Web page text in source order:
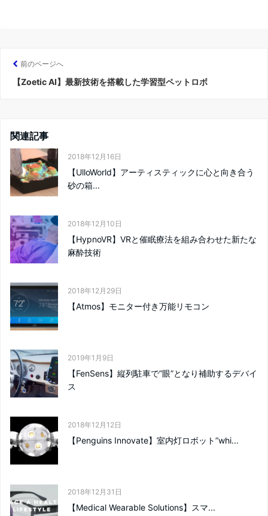
前のページへ
【Zoetic AI】最新技術を搭載した学習型ペットロボ
関連記事
2018年12月16日
【UlloWorld】アーティスティックに心と向き合う
砂の箱...
2018年12月10日
【HypnoVR】VRと催眠療法を組み合わせた新たな
麻酔技術
2018年12月29日
【Atmos】モニター付き万能リモコン
2019年1月9日
【FenSens】縦列駐車で”眼”となり補助するデバイ
ス
2018年12月12日
【Penguins Innovate】室内灯ロボット”whi...
2018年12月31日
【Medical Wearable Solutions】スマ...